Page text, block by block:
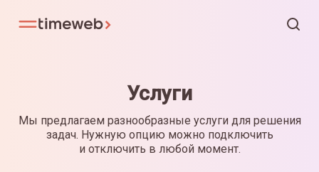
Услуги
Мы предлагаем разнообразные услуги для решения
задач. Нужную опцию можно подключить
и отключить в любой момент.